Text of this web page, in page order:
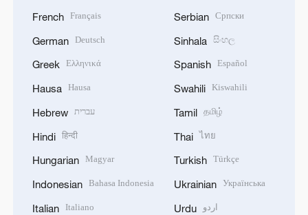
French Français
German Deutsch
Greek Ελληνικά
Hausa Hausa
Hebrew עברית
Hindi हिन्दी
Hungarian Magyar
Indonesian Bahasa Indonesia
Italian Italiano
Serbian Српски
Sinhala සිංහල
Spanish Español
Swahili Kiswahili
Tamil தமிழ்
Thai ไทย
Turkish Türkçe
Ukrainian Українська
Urdu اردو